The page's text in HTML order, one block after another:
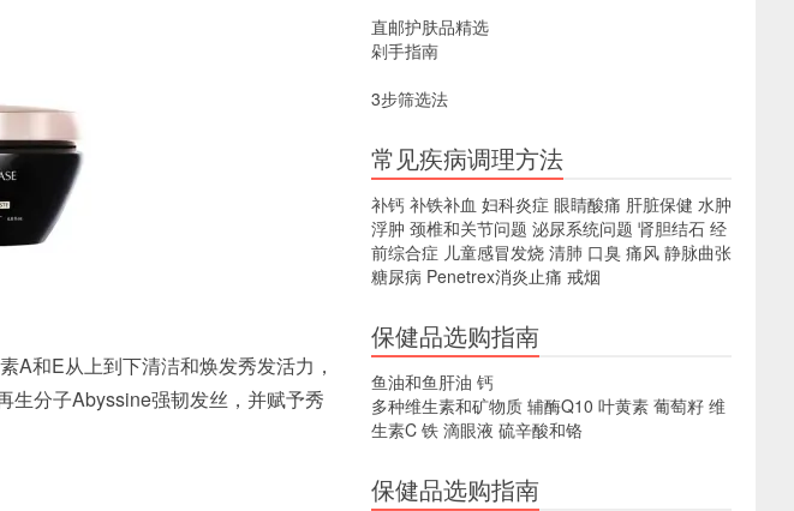
A和E从上到下清洁和焕发秀发活力，
生分子Abyssine强韧发丝，并赋予秀
直邮护肤品精选
剁手指南
3步筛选法
常见疾病调理方法
补钙 补铁补血 妇科炎症 眼睛酸痛 肝脏保健 水肿
浮肿 颈椎和关节问题 泌尿系统问题 肾胆结石 经
前综合症 儿童感冒发烧 清肺 口臭 痛风 静脉曲张
糖尿病 Penetrex消炎止痛 戒烟
保健品选购指南
鱼油和鱼肝油 钙
多种维生素和矿物质 辅酶Q10 叶黄素 葡萄籽 维
生素C 铁 滴眼液 硫辛酸和铬
保健品选购指南